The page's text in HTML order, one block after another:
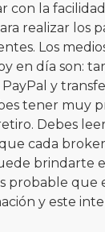
con la
realizar los
Los
en día son:
y
tener muy
Debes
cada broker
brindarte
probable que
y este